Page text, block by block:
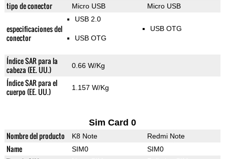
tipo de conector Micro USB Micro USB
especificaciones del
conector
USB 2.0
USB OTG
USB OTG
Índice SAR para la
cabeza (EE. UU.)
0.66 W/Kg
Índice SAR para el
cuerpo (EE. UU.)
1.157 W/Kg
Sim Card 0
Nombre del producto K8 Note Redmi Note
Name SIM0 SIM0